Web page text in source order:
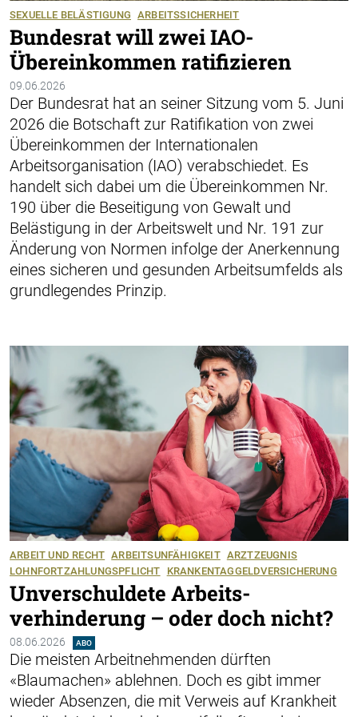
SEXUELLE BELÄSTIGUNG ARBEITSSICHERHEIT
Bundesrat will zwei IAO-
Übereinkommen ratifizieren
09.06.2026
Der Bundesrat hat an seiner Sitzung vom 5. Juni
2026 die Botschaft zur Ratifikation von zwei
Übereinkommen der Internationalen
Arbeitsorganisation (IAO) verabschiedet. Es
handelt sich dabei um die Übereinkommen Nr.
190 über die Beseitigung von Gewalt und
Belästigung in der Arbeitswelt und Nr. 191 zur
Änderung von Normen infolge der Anerkennung
eines sicheren und gesunden Arbeitsumfelds als
grundlegendes Prinzip.
ARBEIT UND RECHT ARBEITSUNFÄHIGKEIT ARZTZEUGNIS
LOHNFORTZAHLUNGSPFLICHT
KRANKENTAGGELDVERSICHERUNG
Unverschuldete Arbeits­
verhinderung – oder doch nicht?
08.06.2026 ABO
Die meisten Arbeitnehmenden dürften
«Blaumachen» ablehnen. Doch es gibt immer
wieder Absenzen, die mit Verweis auf Krankheit